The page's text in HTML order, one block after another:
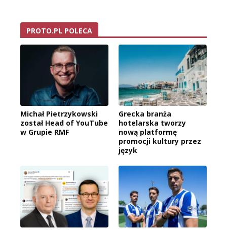
PROTO.PL POLECA
Michał Pietrzykowski
został Head of YouTube
w Grupie RMF
Grecka branża
hotelarska tworzy
nową platformę
promocji kultury przez
język